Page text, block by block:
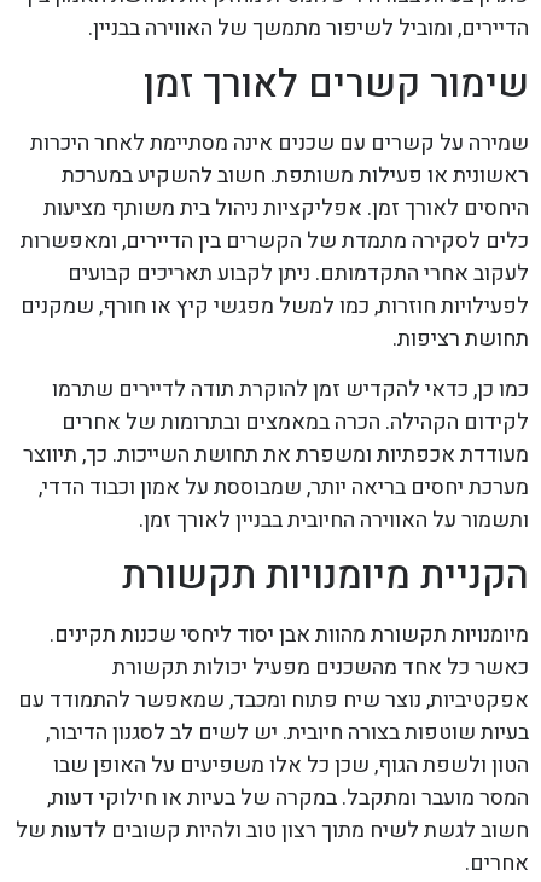
הדיירים, ומוביל לשיפור מתמשך של האווירה בבניין.
שימור קשרים לאורך זמן
שמירה על קשרים עם שכנים אינה מסתיימת לאחר היכרות
ראשונית או פעילות משותפת. חשוב להשקיע במערכת
היחסים לאורך זמן. אפליקציות ניהול בית משותף מציעות
כלים לסקירה מתמדת של הקשרים בין הדיירים, ומאפשרות
לעקוב אחרי התקדמותם. ניתן לקבוע תאריכים קבועים
לפעילויות חוזרות, כמו למשל מפגשי קיץ או חורף, שמקנים
תחושת רציפות.
כמו כן, כדאי להקדיש זמן להוקרת תודה לדיירים שתרמו
לקידום הקהילה. הכרה במאמצים ובתרומות של אחרים
מעודדת אכפתיות ומשפרת את תחושת השייכות. כך, תיווצר
מערכת יחסים בריאה יותר, שמבוססת על אמון וכבוד הדדי,
ותשמור על האווירה החיובית בבניין לאורך זמן.
הקניית מיומנויות תקשורת
מיומנויות תקשורת מהוות אבן יסוד ליחסי שכנות תקינים.
כאשר כל אחד מהשכנים מפעיל יכולות תקשורת
אפקטיביות, נוצר שיח פתוח ומכבד, שמאפשר להתמודד עם
בעיות שוטפות בצורה חיובית. יש לשים לב לסגנון הדיבור,
הטון ולשפת הגוף, שכן כל אלו משפיעים על האופן שבו
המסר מועבר ומתקבל. במקרה של בעיות או חילוקי דעות,
חשוב לגשת לשיח מתוך רצון טוב ולהיות קשובים לדעות של
אחרים.